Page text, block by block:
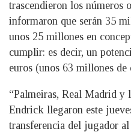
trascendieron los números
informaron que serán 35
unos 25 millones en
cumplir: es decir, un
euros (unos 63 millones de
“Palmeiras, Real Madrid y
Endrick llegaron este
transferencia del jugador